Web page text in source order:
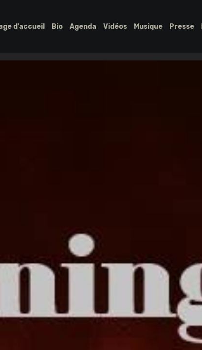
d'accueil Bio Agenda Vidéos Musique Presse